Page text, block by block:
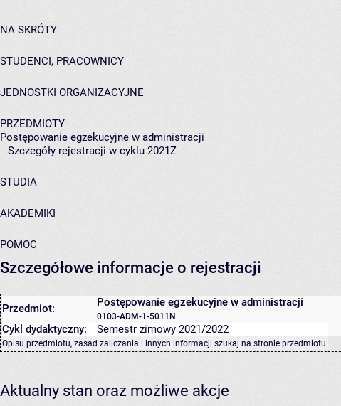
NA SKRÓTY
STUDENCI, PRACOWNICY
JEDNOSTKI ORGANIZACYJNE
PRZEDMIOTY
Postępowanie egzekucyjne w administracji
Szczegóły rejestracji w cyklu 2021Z
STUDIA
AKADEMIKI
POMOC
Szczegółowe informacje o rejestracji
Przedmiot: Postępowanie egzekucyjne w administracji
0103-ADM-1-5011N
Cykl dydaktyczny: Semestr zimowy 2021/2022
Opisu przedmiotu, zasad zaliczania i innych informacji szukaj na stronie przedmiotu.
Aktualny stan oraz możliwe akcje